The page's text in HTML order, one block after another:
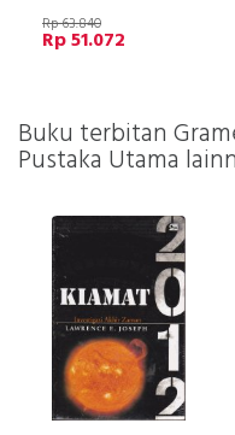
Rp 63.840
Rp 51.072
Buku terbitan
Pustaka Utama